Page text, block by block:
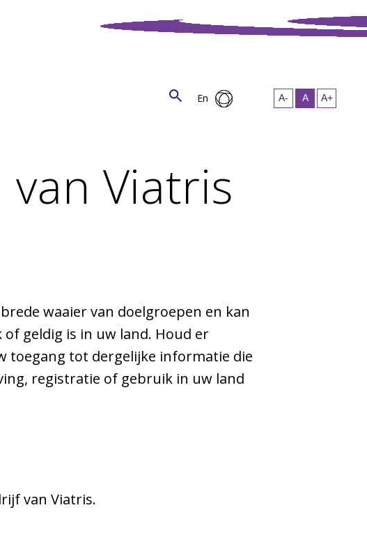
En
Viatris
waaier van doelgroepen en kan
geldig is in uw land. Houd er
toegang tot dergelijke informatie die
registratie of gebruik in uw land
van Viatris.